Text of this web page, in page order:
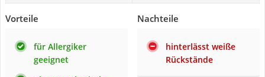
Vorteile
für Allergiker
geeignet
Nachteile
hinterlässt weiße
Rückstände